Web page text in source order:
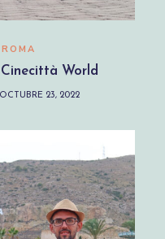
ROMA
World
OCTUBRE 23, 2022